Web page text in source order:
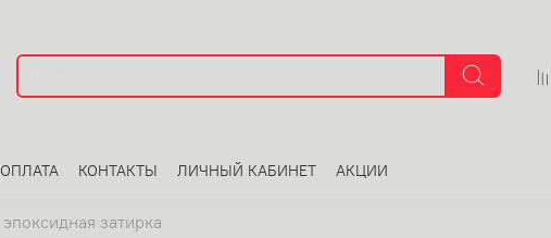
ОПЛАТА КОНТАКТЫ ЛИЧНЫЙ КАБИНЕТ АКЦИИ
эпоксидная затирка